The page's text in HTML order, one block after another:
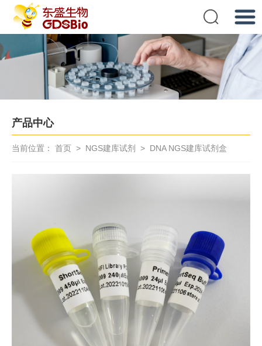
提交
产品中心
当前位置： 首页 > NGS建库试剂 > DNA NGS建库试剂盒